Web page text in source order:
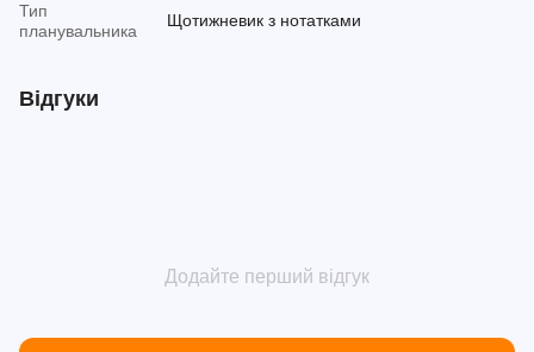
Тип
планувальника
Щотижневик з нотатками
Відгуки
Додайте перший відгук